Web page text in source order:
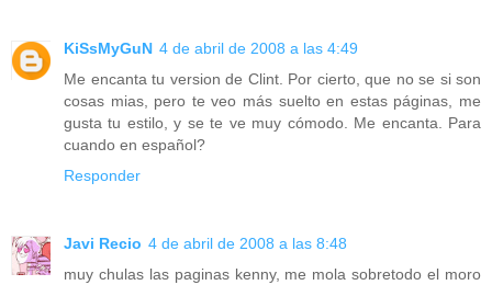
KiSsMyGuN 4 de abril de 2008 a las 4:49
Me encanta tu version de Clint. Por cierto, que no se si son
cosas mias, pero te veo más suelto en estas páginas, me
gusta tu estilo, y se te ve muy cómodo. Me encanta. Para
cuando en español?
Responder
Javi Recio 4 de abril de 2008 a las 8:48
muy chulas las paginas kenny, me mola sobretodo el moro